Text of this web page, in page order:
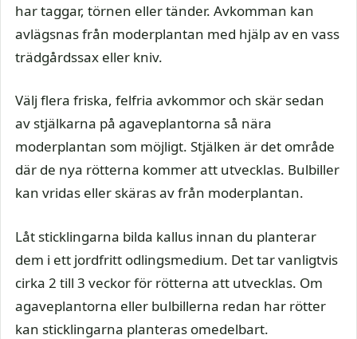
har taggar, törnen eller tänder. Avkomman kan
avlägsnas från moderplantan med hjälp av en vass
trädgårdssax eller kniv.
Välj flera friska, felfria avkommor och skär sedan
av stjälkarna på agaveplantorna så nära
moderplantan som möjligt. Stjälken är det område
där de nya rötterna kommer att utvecklas. Bulbiller
kan vridas eller skäras av från moderplantan.
Låt sticklingarna bilda kallus innan du planterar
dem i ett jordfritt odlingsmedium. Det tar vanligtvis
cirka 2 till 3 veckor för rötterna att utvecklas. Om
agaveplantorna eller bulbillerna redan har rötter
kan sticklingarna planteras omedelbart.